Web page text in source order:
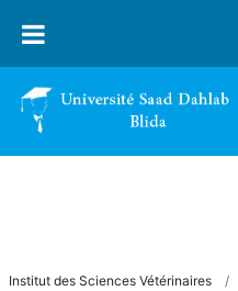
Institut des Sciences Vétérinaires